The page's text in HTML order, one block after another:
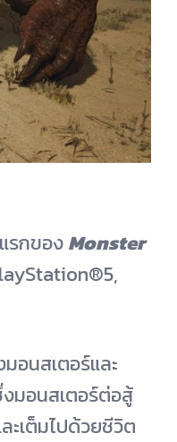
รกของMonster
อนสเตอร์และ
มอนสเตอร์ต่อสู้
เต็มไปด้วยชีวิต